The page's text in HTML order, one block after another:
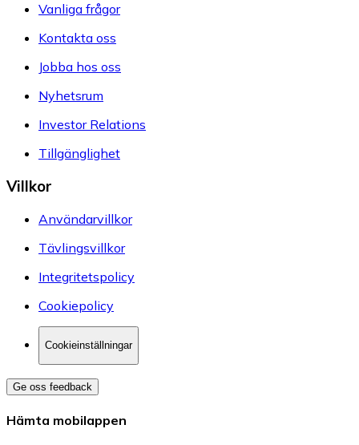
Vanliga frågor
Kontakta oss
Jobba hos oss
Nyhetsrum
Investor Relations
Tillgänglighet
Villkor
Användarvillkor
Tävlingsvillkor
Integritetspolicy
Cookiepolicy
Cookieinställningar
Ge oss feedback
Hämta mobilappen